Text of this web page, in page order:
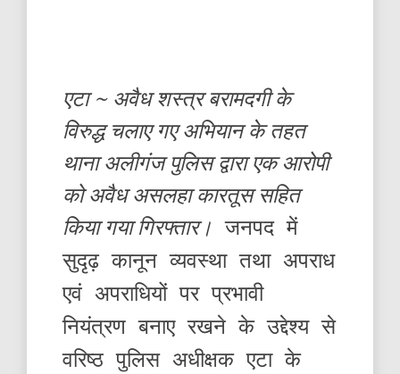
एटा ~ अवैध शस्त्र बरामदगी के
विरुद्ध चलाए गए अभियान के तहत
थाना अलीगंज पुलिस द्वारा एक आरोपी
को अवैध असलहा कारतूस सहित
किया गया गिरफ्तार। जनपद में
सुदृढ़ कानून व्यवस्था तथा अपराध
एवं अपराधियों पर प्रभावी
नियंत्रण बनाए रखने के उद्देश्य से
वरिष्ठ पुलिस अधीक्षक एटा के